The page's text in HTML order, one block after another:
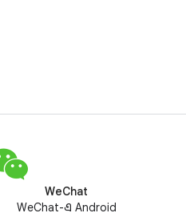
WeChat
WeChat-এ Android